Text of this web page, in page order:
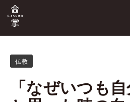
仏教
「なぜいつも